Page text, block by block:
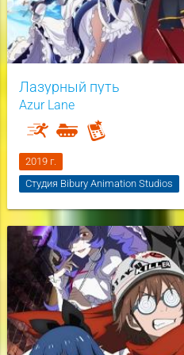
Лазурный путь
Azur Lane
2019 г.
Студия Bibury Animation Studios